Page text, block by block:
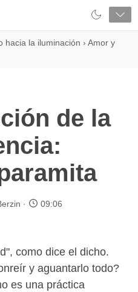
hacia la iluminación › Amor y
de la
09:06
como dice el dicho.
y aguantarlo todo?
es una práctica